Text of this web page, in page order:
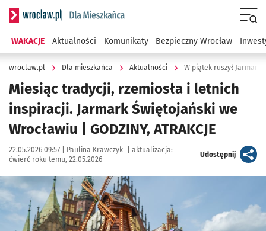
Serwis informacyjny wroclaw.pl podserwis: Dla mieszkańca
WAKACJE Aktualności Komunikaty Bezpieczny Wrocław
wroclaw.pl Dla mieszkańca Aktualności W piątek ruszył Jarmark
Miesiąc tradycji, rzemiosła i letnich
inspiracji. Jarmark Świętojański we
Wrocławiu | GODZINY, ATRAKCJE
Data publikacji:
22.05.2026 09:57 | Autor:
Paulina Krawczyk
aktualizacja:
ćwierć roku temu, 22.05.2026
Udostępnijartykuł
Kliknij, aby zobaczyć galerię
Kliknij, aby powiększyć